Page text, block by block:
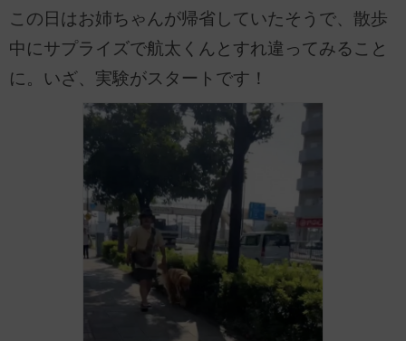
この日はお姉ちゃんが帰省していたそうで、散歩
中にサプライズで航太くんとすれ違ってみること
に。いざ、実験がスタートです！